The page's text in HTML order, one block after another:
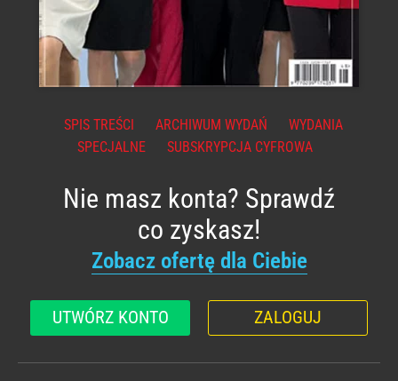
SPIS TREŚCI ARCHIWUM WYDAŃ
WYDANIA
SPECJALNE
SUBSKRYPCJA CYFROWA
Nie masz konta? Sprawdź
co zyskasz!
Zobacz ofertę dla Ciebie
UTWÓRZ KONTO ZALOGUJ